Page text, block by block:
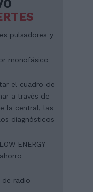
pulsadores y
monofásico
el cuadro de
a través de
la central, las
diagnósticos
ENERGY
radio